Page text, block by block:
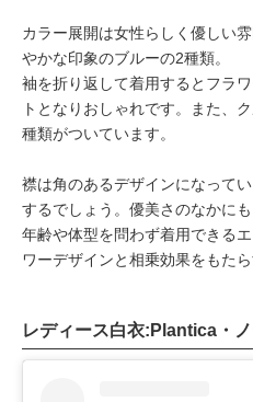
カラー展開は女性らしく優しい
やかな印象のブルーの2種類。
袖を折り返して着用するとフラ
トとなりおしゃれです。また、
種類がついています。
襟は角のあるデザインになって
するでしょう。優美さのなかに
年齢や体型を問わず着用できる
ワーデザインと相乗効果をもたら
レディース白衣:Plantica・